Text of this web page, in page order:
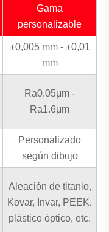
Gama
personalizable
±0,005 mm - ±0,01
mm
Ra0.05μm -
Ra1.6μm
Personalizado
según dibujo
Aleación de titanio,
Kovar, Invar, PEEK,
plástico óptico, etc.